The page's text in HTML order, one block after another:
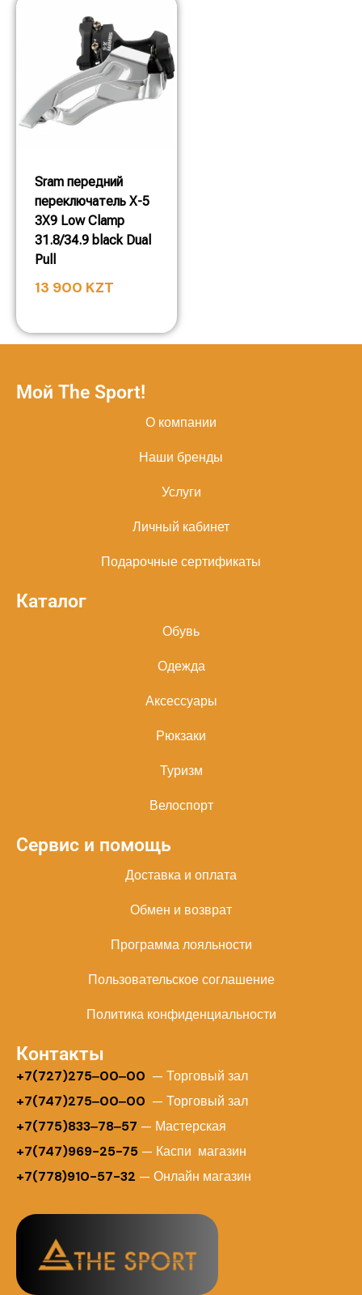
Sram передний
переключатель X-5
3X9 Low Clamp
31.8/34.9 black Dual
Pull
13 900 KZT
Мой The Sport!
О компании
Наши бренды
Услуги
Личный кабинет
Подарочные сертификаты
Каталог
Обувь
Одежда
Аксессуары
Рюкзаки
Туризм
Велоспорт
Сервис и помощь
Доставка и оплата
Обмен и возврат
Программа лояльности
Пользовательское соглашение
Политика конфиденциальности
Контакты
+7(727)275‒00‒00 — Торговый зал
+7(747)275‒00‒00 — Торговый зал
+7(775)833‒78‒57 — Мастерская
+7(747)969-25-75 — Каспи магазин
+7(778)910-57-32 — Онлайн магазин